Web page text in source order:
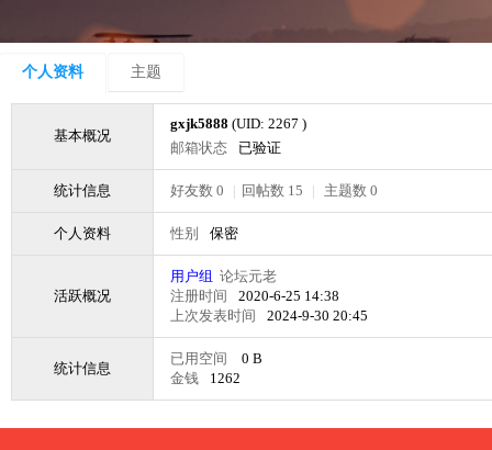
个人资料 主题
基本概况
gxjk5888 (UID: 2267 )
邮箱状态
已验证
统计信息 好友数 0 | 回帖数 15 | 主题数 0
个人资料 性别 保密
活跃概况
用户组 论坛元老
注册时间
2020-6-25 14:38
上次发表时间
2024-9-30 20:45
统计信息
已用空间
0 B
金钱
1262